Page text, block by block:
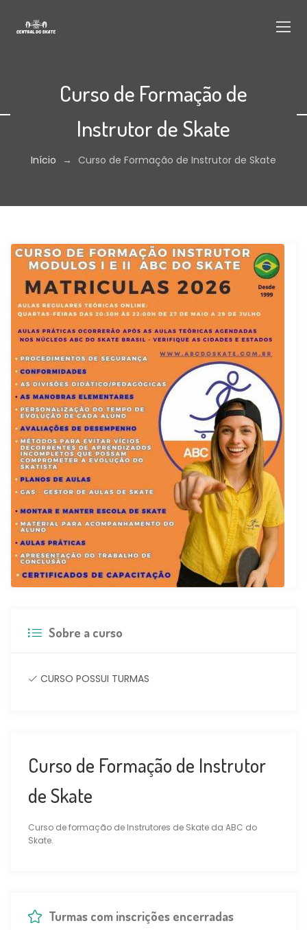
Curso de Formação de
Instrutor de Skate
Início → Curso de Formação de Instrutor de Skate
Sobre a curso
CURSO POSSUI TURMAS
Curso de Formação de Instrutor
de Skate
Curso de formação de Instrutores de Skate da ABC do
Skate.
Turmas com inscrições encerradas